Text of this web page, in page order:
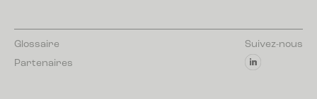
Glossaire
Partenaires
Suivez-nous